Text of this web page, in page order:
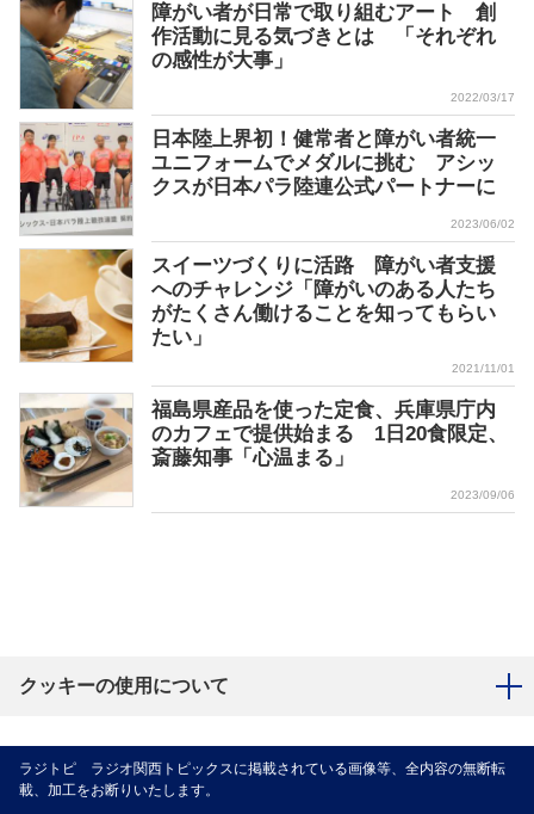
障がい者が日常で取り組むアート 創
作活動に見る気づきとは 「それぞれ
の感性が大事」
2022/03/17
日本陸上界初！健常者と障がい者統一
ユニフォームでメダルに挑む アシッ
クスが日本パラ陸連公式パートナーに
2023/06/02
スイーツづくりに活路 障がい者支援
へのチャレンジ「障がいのある人たち
がたくさん働けることを知ってもらい
たい」
2021/11/01
福島県産品を使った定食、兵庫県庁内
のカフェで提供始まる 1日20食限定、
斎藤知事「心温まる」
2023/09/06
クッキーの使用について
ラジトピ ラジオ関西トピックスに掲載されている画像等、全内容の無断転
載、加工をお断りいたします。